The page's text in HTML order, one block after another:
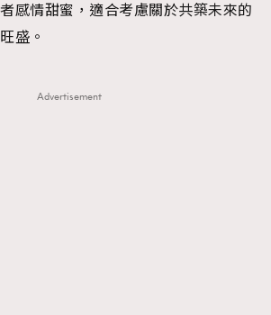
TRENDING
感情甜蜜，適合考慮關於共築未來的
盛。
Advertisement